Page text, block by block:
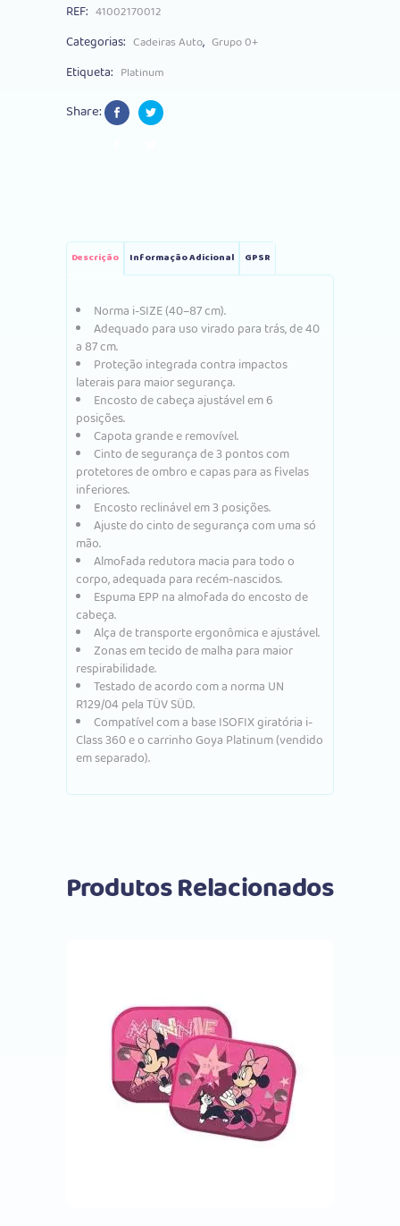
87cm
Class
REF: 41002170012
Categorias: Cadeiras Auto, Grupo 0+
Etiqueta: Platinum
Share:
Descrição Informação Adicional GPSR
Norma i-SIZE (40–87 cm).
Adequado para uso virado para trás, de 40
a 87 cm.
Proteção integrada contra impactos
laterais para maior segurança.
Encosto de cabeça ajustável em 6
posições.
Capota grande e removível.
Cinto de segurança de 3 pontos com
protetores de ombro e capas para as fivelas
inferiores.
Encosto reclinável em 3 posições.
Ajuste do cinto de segurança com uma só
mão.
Almofada redutora macia para todo o
corpo, adequada para recém-nascidos.
Espuma EPP na almofada do encosto de
cabeça.
Alça de transporte ergonômica e ajustável.
Zonas em tecido de malha para maior
respirabilidade.
Testado de acordo com a norma UN
R129/04 pela TÜV SÜD.
Compatível com a base ISOFIX giratória i-
Class 360 e o carrinho Goya Platinum (vendido
em separado).
Produtos Relacionados
Comprar